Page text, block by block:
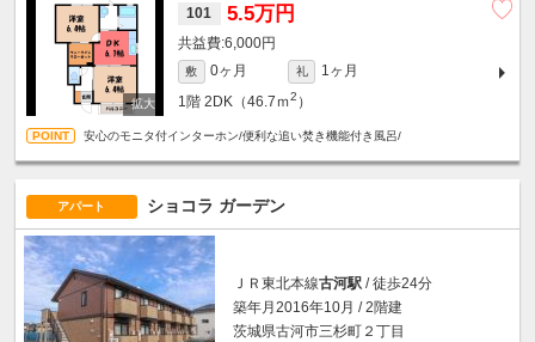
101 5.5万円
6,000円
敷 0ヶ月 礼
1ヶ月
1階 2DK（46.7ｍ2 ）
安心のモニタ付インターホン/便利な追い焚き機能付き風呂/
アパート ショコラ ガーデン
ＪＲ東北本線古河駅 / 徒歩24分
築年月2016年10月 / 2階建
茨城県古河市三杉町２丁目